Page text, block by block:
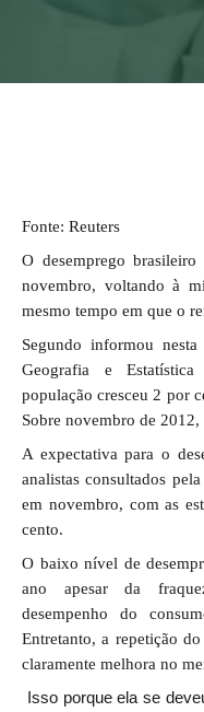
Contato
Fonte: Reuters
O desemprego
novembro, voltando à
mesmo tempo em que o
Segundo informou
Geografia e
população cresceu 2 por
Sobre novembro de
A expectativa para o
analistas consultados
em novembro, com as
cento.
O baixo nível de
ano apesar da
desempenho do
Entretanto, a repetição
claramente melhora no
Isso porque ela se